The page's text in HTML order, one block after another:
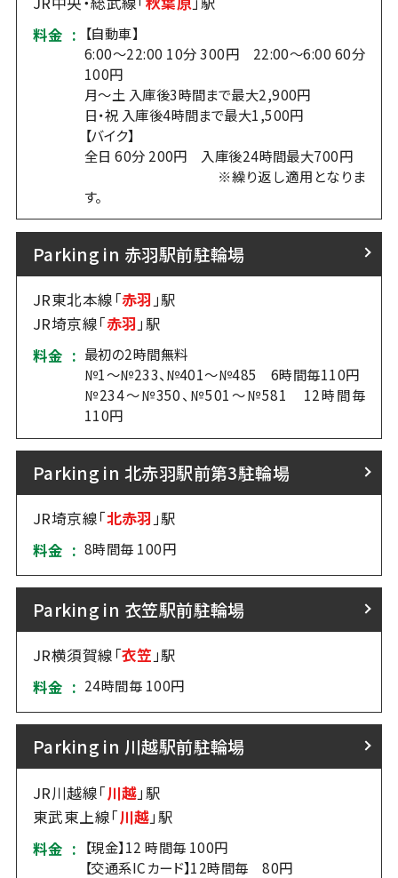
料金 : 【自動車】
6:00～22:00 10分 300円 22:00～6:00 60分
100円
月～土 入庫後3時間まで最大2,900円
日・祝 入庫後4時間まで最大1,500円
【バイク】
全日 60分 200円 入庫後24時間最大700円
※繰り返し適用となりま
す。
Parking in 赤羽駅前駐輪場
JR東北本線「赤羽」駅
JR埼京線「赤羽」駅
料金 : 最初の2時間無料
№1～№233、№401～№485 6時間毎110円
№234～№350、№501～№581 12時間毎
110円
Parking in 北赤羽駅前第3駐輪場
JR埼京線「北赤羽」駅
料金 : 8時間毎 100円
Parking in 衣笠駅前駐輪場
JR横須賀線「衣笠」駅
料金 : 24時間毎 100円
Parking in 川越駅前駐輪場
JR川越線「川越」駅
東武東上線「川越」駅
料金 : 【現金】12 時間毎 100円
【交通系ICカード】12時間毎 80円